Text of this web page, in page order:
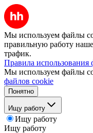
Мы используем файлы
правильную работу
трафик.
Правила использования
Мы используем файлы
файлов cookie
Понятно
Ищу работу
Ищу работу
Ищу работу